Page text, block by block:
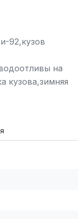
92,кузов
на
кузова,зимняя